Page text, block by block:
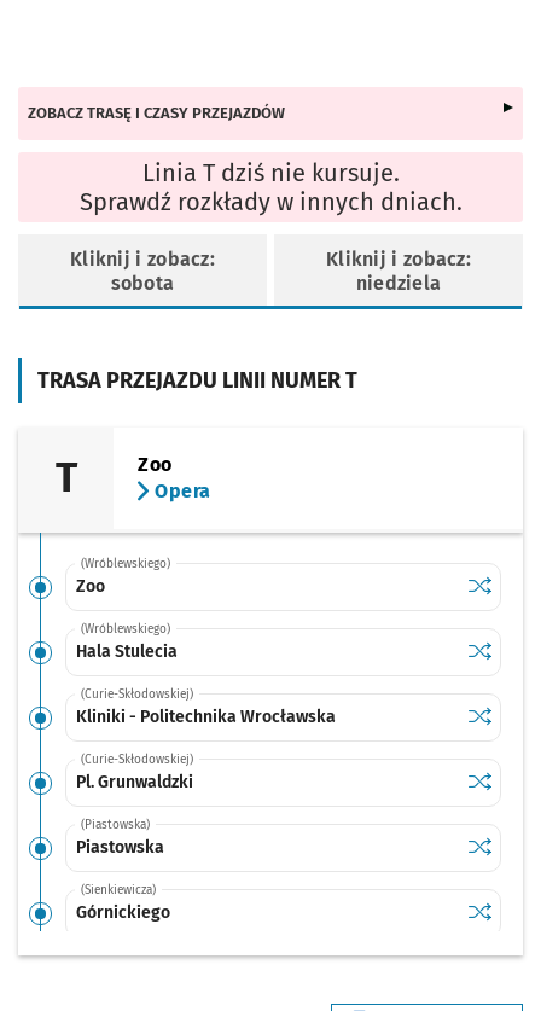
TRASA PRZEJAZDU LINII NUMER T
T
Zoo
Opera
(Wróblewskiego)
Zoo Sprawdź
Zoo
(Wróblewskiego)
Hala Stulecia Sprawdź
Hala
(Curie-Skłodowskiej)
Kliniki - Politechnika Wrocławska Sprawdź
Kliniki -
(Curie-Skłodowskiej)
Pl. Grunwaldzki Sprawdź
Pl.
(Piastowska)
Piastowska Sprawdź
(Sienkiewicza)
Górnickiego Sprawdź
(Sienkiewicza)
ZOBACZ TRASĘ I CZASY PRZEJAZDÓW
Linia T dziś nie kursuje.
Sprawdź rozkłady w innych dniach.
Kliknij i zobacz:
sobota
Kliknij i zobacz:
niedziela